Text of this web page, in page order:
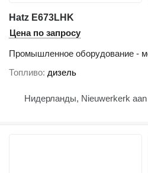
Hatz E673LHK
Цена по запросу
Промышленное оборудование -
Топливо дизель
Нидерланды, Nieuwerkerk